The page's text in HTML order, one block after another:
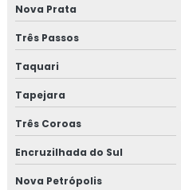
Fogareiro de ferro fundido
Fogareiro de metal
Fogareiro de uma boca
Forno de cozinha
Forno de cozinha embutido
Nova Prata
Três Passos
Taquari
Tapejara
Três Coroas
Encruzilhada do Sul
Nova Petrópolis